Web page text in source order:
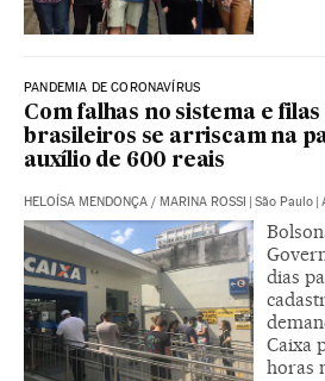
PANDEMIA DE CORONAVÍRUS
Com falhas no sistema e
brasileiros se arriscam na
auxílio de 600 reais
HELOÍSA MENDONÇA / MARINA ROSSI São Paulo
dias
Caixa
horas